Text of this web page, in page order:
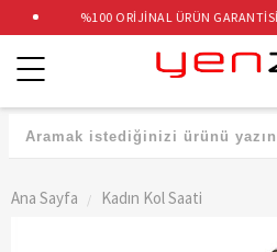
%100 ORİJİNAL ÜRÜN GARANTİSİ
Kategoriler
Ana Sayfa Kadın Kol Saati